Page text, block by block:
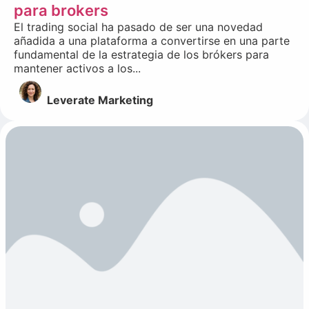
para brokers
El trading social ha pasado de ser una novedad
añadida a una plataforma a convertirse en una parte
fundamental de la estrategia de los brókers para
mantener activos a los...
Leverate Marketing